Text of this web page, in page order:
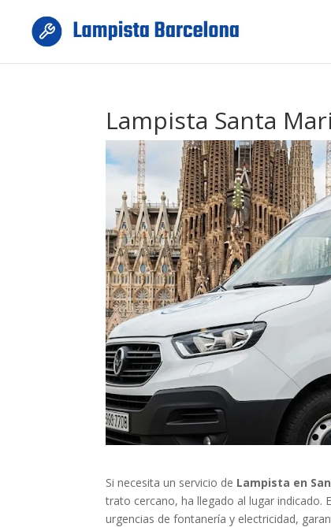
Lampista Santa
Si necesita un servicio de Lampista en
trato cercano, ha llegado al lugar indicado.
urgencias de fontanería y electricidad,